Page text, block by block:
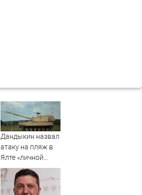
Дандыкин назвал
атаку на пляж в
Ялте «личной
местью»
Зеленского